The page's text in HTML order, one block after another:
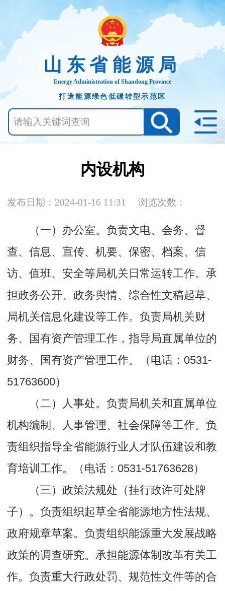
山东省能源局
Energy Administration of Shandong Province
打造能源绿色低碳转型示范区
内设机构
发布日期：2024-01-16 11:31 浏览次数：
（一）办公室。负责文电、会务、督
查、信息、宣传、机要、保密、档案、信
访、值班、安全等局机关日常运转工作。承
担政务公开、政务舆情、综合性文稿起草、
局机关信息化建设等工作。负责局机关财
务、国有资产管理工作，指导局直属单位的
财务、国有资产管理工作。（电话：0531-
51763600）
（二）人事处。负责局机关和直属单位
机构编制、人事管理、社会保障等工作。负
责组织指导全省能源行业人才队伍建设和教
育培训工作。（电话：0531-51763628）
（三）政策法规处（挂行政许可处牌
子）。负责组织起草全省能源地方性法规、
政府规章草案。负责组织能源重大发展战略
政策的调查研究。承担能源体制改革有关工
作。负责重大行政处罚、规范性文件等的合